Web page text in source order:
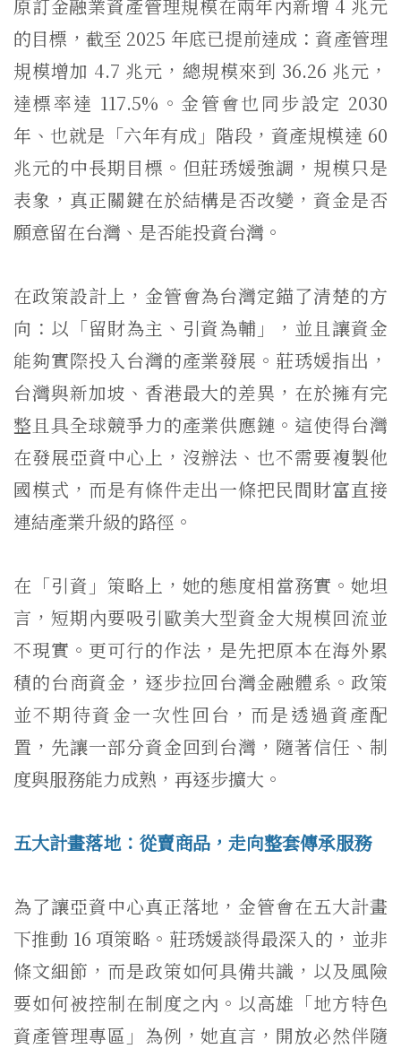
原訂金融業資產管理規模在兩年內新增 4 兆元
的目標，截至 2025 年底已提前達成：資產管理
規模增加 4.7 兆元，總規模來到 36.26 兆元，
達標率達 117.5%。金管會也同步設定 2030
年、也就是「六年有成」階段，資產規模達 60
兆元的中長期目標。但莊琇媛強調，規模只是
表象，真正關鍵在於結構是否改變，資金是否
願意留在台灣、是否能投資台灣。
在政策設計上，金管會為台灣定錨了清楚的方
向：以「留財為主、引資為輔」，並且讓資金
能夠實際投入台灣的產業發展。莊琇媛指出，
台灣與新加坡、香港最大的差異，在於擁有完
整且具全球競爭力的產業供應鏈。這使得台灣
在發展亞資中心上，沒辦法、也不需要複製他
國模式，而是有條件走出一條把民間財富直接
連結產業升級的路徑。
在「引資」策略上，她的態度相當務實。她坦
言，短期內要吸引歐美大型資金大規模回流並
不現實。更可行的作法，是先把原本在海外累
積的台商資金，逐步拉回台灣金融體系。政策
並不期待資金一次性回台，而是透過資產配
置，先讓一部分資金回到台灣，隨著信任、制
度與服務能力成熟，再逐步擴大。
五大計畫落地：從賣商品，走向整套傳承服務
為了讓亞資中心真正落地，金管會在五大計畫
下推動 16 項策略。莊琇媛談得最深入的，並非
條文細節，而是政策如何具備共識，以及風險
要如何被控制在制度之內。以高雄「地方特色
資產管理專區」為例，她直言，開放必然伴隨